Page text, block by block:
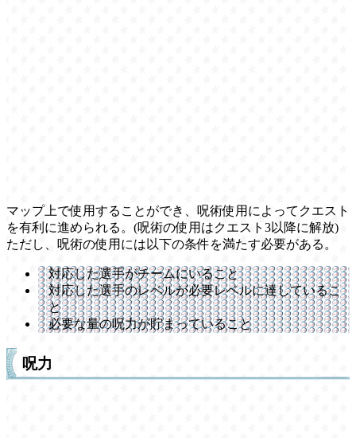
マップ上で使用することができ、呪術使用によってクエスト
を有利に進められる。(呪術の使用はクエスト3以降に解放)
ただし、呪術の使用には以下の条件を満たす必要がある。
対応した選手がチームにいること
対応した選手のレベルが必要レベルに達しているこ
と
必要な量の呪力が貯まっていること
呪力